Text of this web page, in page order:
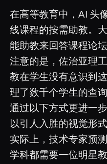
在高等教育中，AI 头
线课程的按需助教。
能助教来回答课程论
注意的是，佐治亚理
教在学生没有意识到
理了数千个学生的查
通过以下方式更进一步
以引人入胜的视觉形
实际上，技术专家预
学科都需要一位明星